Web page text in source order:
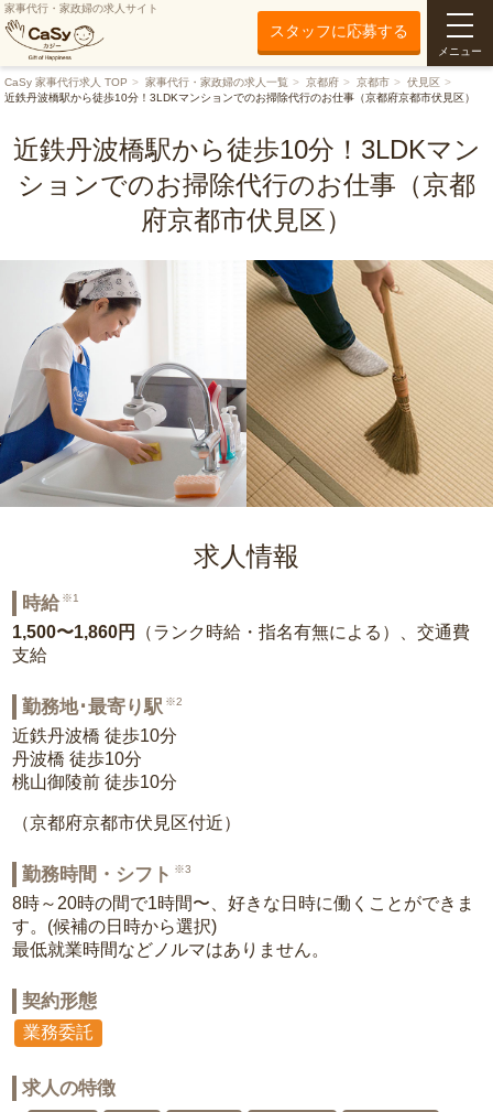
家事代行・家政婦の求人サイト
スタッフに応募する
メニュー
CaSy 家事代行求人 TOP 家事代行・家政婦の求人一覧 京都府 京都市
伏見区
近鉄丹波橋駅から徒歩10分！3LDKマンションでのお掃除代行のお仕事（京都府京都市伏見区）
近鉄丹波橋駅から徒歩10分！3LDKマン
ションでのお掃除代行のお仕事（京都
府京都市伏見区）
求人情報
時給 ※1
1,500〜1,860円
（ランク時給・指名有無による）、交通費
支給
勤務地･最寄り駅 ※2
近鉄丹波橋 徒歩10分
丹波橋 徒歩10分
桃山御陵前 徒歩10分
（京都府京都市伏見区付近）
勤務時間・シフト ※3
8時～20時の間で1時間〜、好きな日時に働くことができま
す。(候補の日時から選択)
最低就業時間などノルマはありません。
契約形態
業務委託
求人の特徴